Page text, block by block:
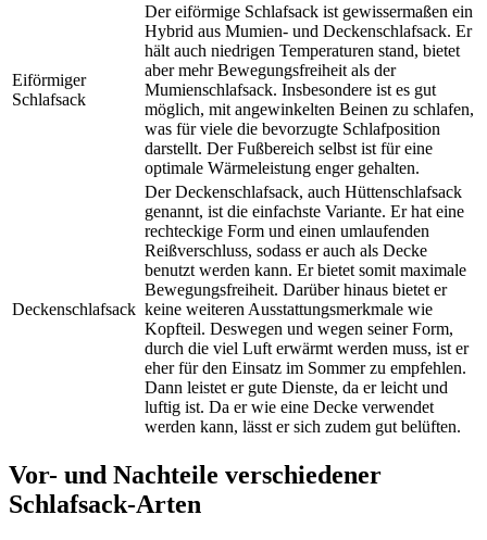
Eiförmiger
Schlafsack
Der eiförmige Schlafsack ist gewissermaßen ein
Hybrid aus Mumien- und Deckenschlafsack. Er
hält auch niedrigen Temperaturen stand, bietet
aber mehr Bewegungsfreiheit als der
Mumienschlafsack. Insbesondere ist es gut
möglich, mit angewinkelten Beinen zu schlafen,
was für viele die bevorzugte Schlafposition
darstellt. Der Fußbereich selbst ist für eine
optimale Wärmeleistung enger gehalten.
Deckenschlafsack
Der Deckenschlafsack, auch Hüttenschlafsack
genannt, ist die einfachste Variante. Er hat eine
rechteckige Form und einen umlaufenden
Reißverschluss, sodass er auch als Decke
benutzt werden kann. Er bietet somit maximale
Bewegungsfreiheit. Darüber hinaus bietet er
keine weiteren Ausstattungsmerkmale wie
Kopfteil. Deswegen und wegen seiner Form,
durch die viel Luft erwärmt werden muss, ist er
eher für den Einsatz im Sommer zu empfehlen.
Dann leistet er gute Dienste, da er leicht und
luftig ist. Da er wie eine Decke verwendet
werden kann, lässt er sich zudem gut belüften.
Vor- und Nachteile verschiedener
Schlafsack-Arten